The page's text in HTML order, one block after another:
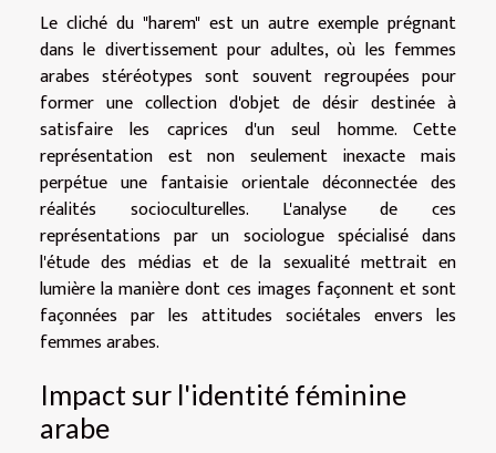
Le cliché du "harem" est un autre exemple prégnant
dans le divertissement pour adultes, où les femmes
arabes stéréotypes sont souvent regroupées pour
former une collection d'objet de désir destinée à
satisfaire les caprices d'un seul homme. Cette
représentation est non seulement inexacte mais
perpétue une fantaisie orientale déconnectée des
réalités socioculturelles. L'analyse de ces
représentations par un sociologue spécialisé dans
l'étude des médias et de la sexualité mettrait en
lumière la manière dont ces images façonnent et sont
façonnées par les attitudes sociétales envers les
femmes arabes.
Impact sur l'identité féminine
arabe